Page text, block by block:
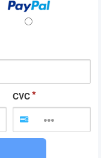
CVC